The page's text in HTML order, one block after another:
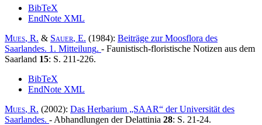
BibTeX
EndNote XML
Mues, R. & Sauer, E. (1984): Beiträge zur Moosflora des
Saarlandes. 1. Mitteilung. - Faunistisch-floristische Notizen aus dem
Saarland 15: S. 211-226.
BibTeX
EndNote XML
Mues, R. (2002): Das Herbarium „SAAR“ der Universität des
Saarlandes. - Abhandlungen der Delattinia 28: S. 21-24.